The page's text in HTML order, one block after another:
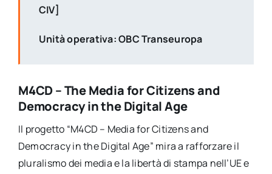
CIV]
Unità operativa: OBC Transeuropa
M4CD – The Media for Citizens and
Democracy in the Digital Age
Il progetto “M4CD – Media for Citizens and
Democracy in the Digital Age” mira a rafforzare il
pluralismo dei media e la libertà di stampa nell’UE e